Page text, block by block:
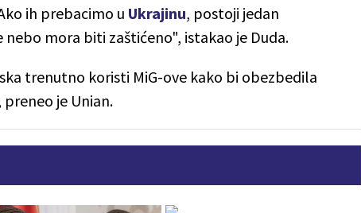
ih prebacimo u Ukrajinu, postoji jedan
mora biti zaštićeno", istakao je Duda.
trenutno koristi MiG-ove kako bi obezbedila
je Unian.